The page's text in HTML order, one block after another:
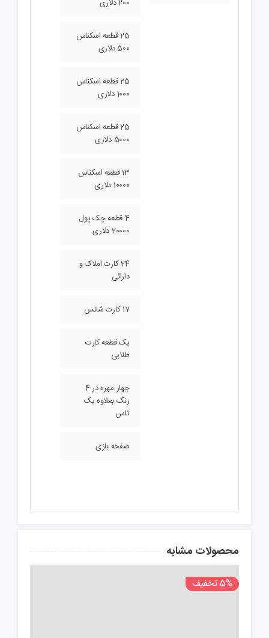
200 دلاری
25 قطعه اسکناس
500 دلاری
25 قطعه اسکناس
1000 دلاری
25 قطعه اسکناس
5000 دلاری
13 قطعه اسکناس
10000 دلاری
4 قطعه چک پول
20000 دلاری
24 کارت املاک و
دارائی
17 کارت شانس
یک قطعه کارت
طلایی
چهار مهره در 4
رنگ بعلاوه یک
تاس
صفحه بازی
محصولات مشابه
5% تخفیف